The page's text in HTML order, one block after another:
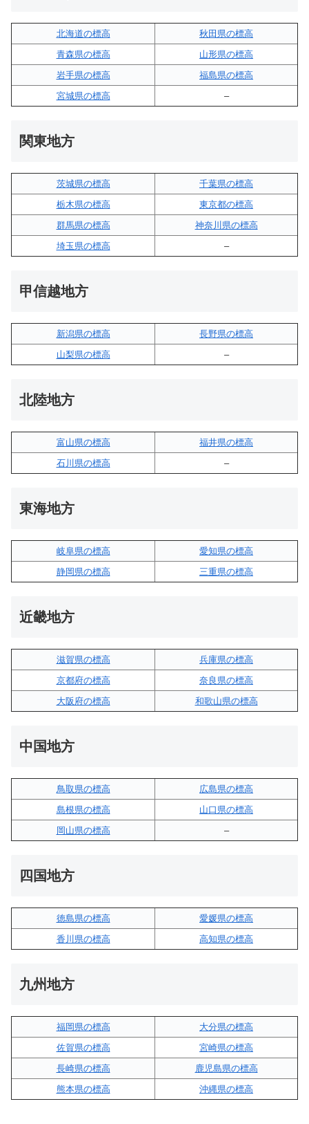
北海道の標高
秋田県の標高
青森県の標高
山形県の標高
岩手県の標高
福島県の標高
宮城県の標高
–
関東地方
茨城県の標高
千葉県の標高
栃木県の標高
東京都の標高
群馬県の標高
神奈川県の標高
埼玉県の標高
–
甲信越地方
新潟県の標高
長野県の標高
山梨県の標高
–
北陸地方
富山県の標高
福井県の標高
石川県の標高
–
東海地方
岐阜県の標高
愛知県の標高
静岡県の標高
三重県の標高
近畿地方
滋賀県の標高
兵庫県の標高
京都府の標高
奈良県の標高
大阪府の標高
和歌山県の標高
中国地方
鳥取県の標高
広島県の標高
島根県の標高
山口県の標高
岡山県の標高
–
四国地方
徳島県の標高
愛媛県の標高
香川県の標高
高知県の標高
九州地方
福岡県の標高
大分県の標高
佐賀県の標高
宮崎県の標高
長崎県の標高
鹿児島県の標高
熊本県の標高
沖縄県の標高